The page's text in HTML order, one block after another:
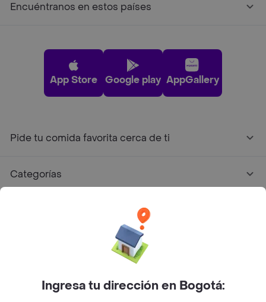
Encuéntranos en estos países
App Store Google play AppGallery
Pide tu comida favorita cerca de ti
Categorías
Facebook
Twitter
Instagram
Ingresa tu dirección en Bogotá: